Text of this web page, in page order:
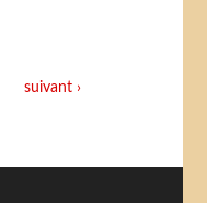
suivant ›